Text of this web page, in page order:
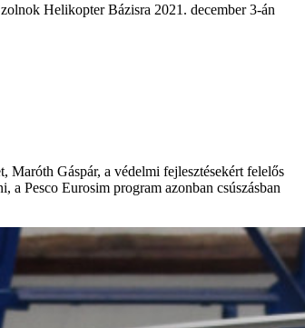
Helikopter Bázisra 2021. december 3-án
Gáspár, a védelmi fejlesztésekért felelős
Pesco Eurosim program azonban csúszásban